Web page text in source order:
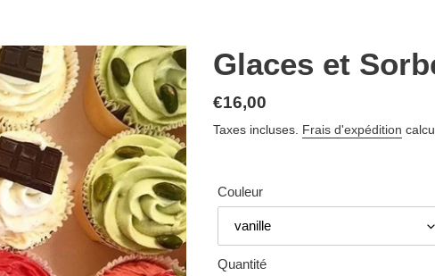
Glaces et
Prix
normal
€16,00
Taxes incluses. Frais d'expédition
Couleur
Quantité